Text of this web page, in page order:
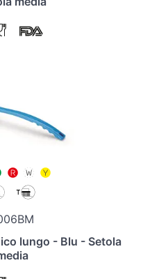
lungo - Blu - Setola